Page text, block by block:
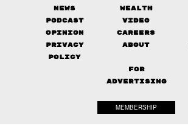
News Wealth
Podcast
Video
Opinion
Careers
Privacy
Policy
About
FOR
ADVERTISING
MEMBERSHIP